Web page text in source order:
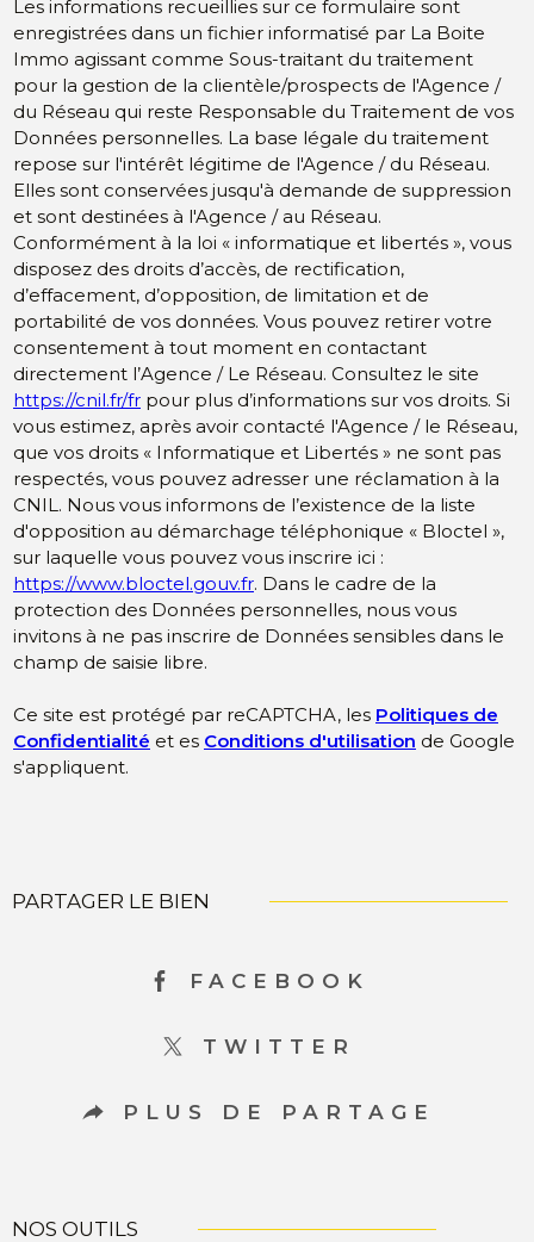
Les informations recueillies sur ce formulaire sont
enregistrées dans un fichier informatisé par La Boite
Immo agissant comme Sous-traitant du traitement
pour la gestion de la clientèle/prospects de l'Agence /
du Réseau qui reste Responsable du Traitement de vos
Données personnelles. La base légale du traitement
repose sur l'intérêt légitime de l'Agence / du Réseau.
Elles sont conservées jusqu'à demande de suppression
et sont destinées à l'Agence / au Réseau.
Conformément à la loi « informatique et libertés », vous
disposez des droits d’accès, de rectification,
d’effacement, d’opposition, de limitation et de
portabilité de vos données. Vous pouvez retirer votre
consentement à tout moment en contactant
directement l’Agence / Le Réseau. Consultez le site
https://cnil.fr/fr pour plus d’informations sur vos droits. Si
vous estimez, après avoir contacté l'Agence / le Réseau,
que vos droits « Informatique et Libertés » ne sont pas
respectés, vous pouvez adresser une réclamation à la
CNIL. Nous vous informons de l’existence de la liste
d'opposition au démarchage téléphonique « Bloctel »,
sur laquelle vous pouvez vous inscrire ici :
https://www.bloctel.gouv.fr. Dans le cadre de la
protection des Données personnelles, nous vous
invitons à ne pas inscrire de Données sensibles dans le
champ de saisie libre.
Ce site est protégé par reCAPTCHA, les Politiques de
Confidentialité et es Conditions d'utilisation de Google
s'appliquent.
PARTAGER LE BIEN
FACEBOOK
TWITTER
PLUS DE PARTAGE
NOS OUTILS